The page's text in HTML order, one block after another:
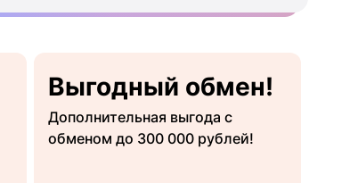
Выгодный обмен!
Дополнительная выгода с
обменом до 300 000 рублей!